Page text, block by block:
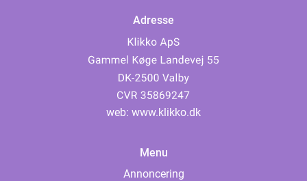
Adresse
web: www.klikko.dk
Menu
Annoncering